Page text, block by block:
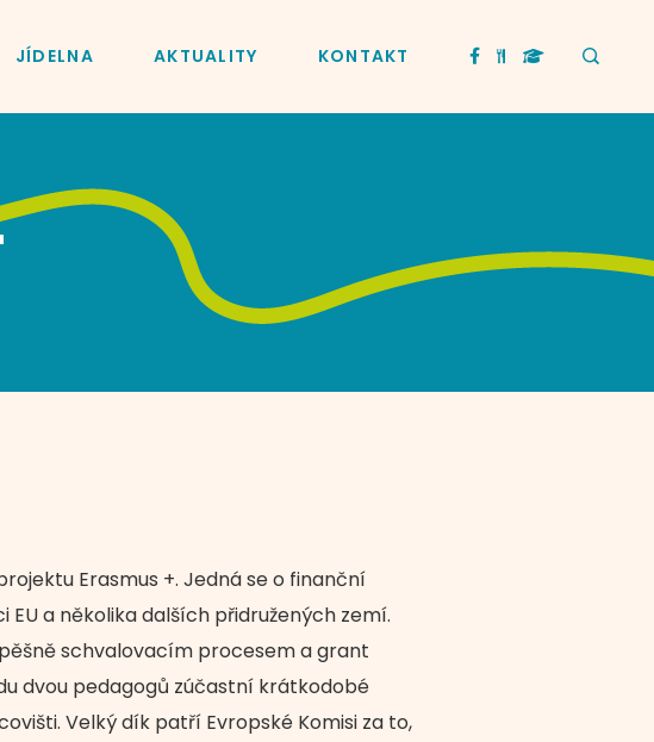
JÍDELNA AKTUALITY KONTAKT
Erasmus +. Jedná se o finanční
a několika dalších přidružených zemí.
schvalovacím procesem a grant
dvou pedagogů zúčastní krátkodobé
Velký dík patří Evropské Komisi za to,